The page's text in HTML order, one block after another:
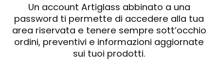
Un account Artiglass abbinato a una
password ti permette di accedere alla tua
area riservata e tenere sempre sott’occhio
ordini, preventivi e informazioni aggiornate
sui tuoi prodotti.